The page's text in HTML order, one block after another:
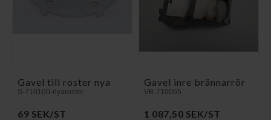
Gavel till roster nya
S-710100-nyaroster
69 SEK/ST
Gavel inre brännarrör
VB-710065
1 087,50 SEK/ST